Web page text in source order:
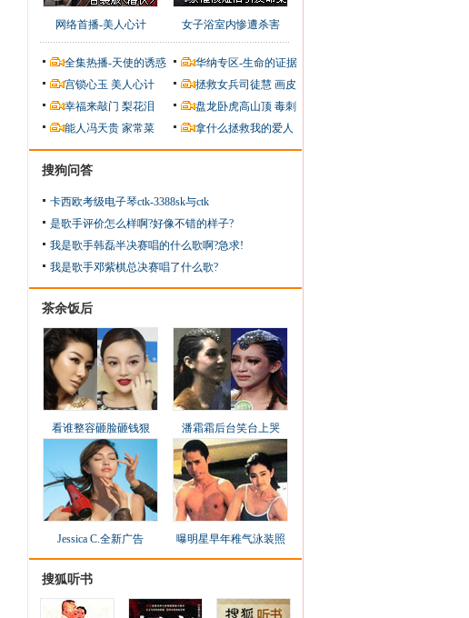
网络首播-美人心计 女子浴室内惨遭杀害
全集热播-天使的诱惑
华纳专区-生命的证据
宫锁心玉 美人心计 拯救女兵司徒慧 画皮
幸福来敲门 梨花泪 盘龙卧虎高山顶 毒刺
能人冯天贵 家常菜 拿什么拯救我的爱人
搜狗问答
卡西欧考级电子琴ctk-3388sk与ctk
是歌手评价怎么样啊?好像不错的样子?
我是歌手韩磊半决赛唱的什么歌啊?急求!
我是歌手邓紫棋总决赛唱了什么歌?
茶余饭后
看谁整容砸脸砸钱狠 潘霜霜后台笑台上哭
Jessica C.全新广告 曝明星早年稚气泳装照
搜狐听书